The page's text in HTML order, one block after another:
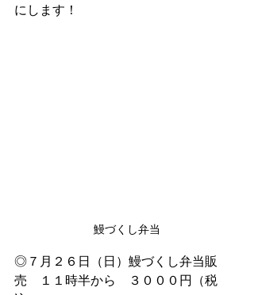
にします！
鰻づくし弁当
◎７月２６日（日）鰻づくし弁当販
売　１１時半から　３０００円（税